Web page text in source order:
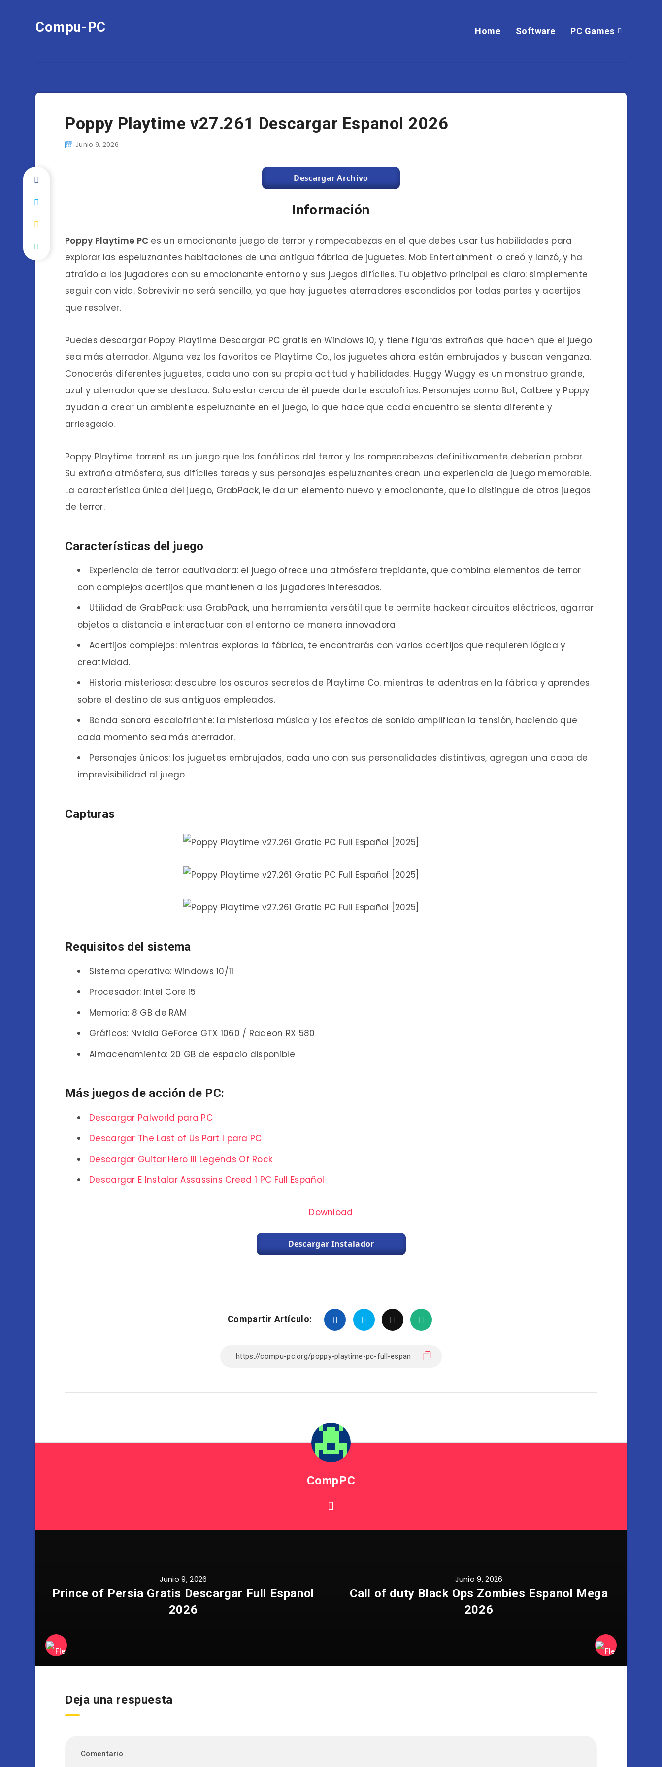
Compu-PC Home Software PC Games
Poppy Playtime v27.261 Descargar Espanol 2026
Junio 9, 2026
Descargar Archivo
Información
Poppy Playtime PC es un emocionante juego de terror y rompecabezas en el que debes usar tus habilidades para
explorar las espeluznantes habitaciones de una antigua fábrica de juguetes. Mob Entertainment lo creó y lanzó, y ha
atraído a los jugadores con su emocionante entorno y sus juegos difíciles. Tu objetivo principal es claro: simplemente
seguir con vida. Sobrevivir no será sencillo, ya que hay juguetes aterradores escondidos por todas partes y acertijos
que resolver.
Puedes descargar Poppy Playtime Descargar PC gratis en Windows 10, y tiene figuras extrañas que hacen que el juego
sea más aterrador. Alguna vez los favoritos de Playtime Co., los juguetes ahora están embrujados y buscan venganza.
Conocerás diferentes juguetes, cada uno con su propia actitud y habilidades. Huggy Wuggy es un monstruo grande,
azul y aterrador que se destaca. Solo estar cerca de él puede darte escalofríos. Personajes como Bot, Catbee y Poppy
ayudan a crear un ambiente espeluznante en el juego, lo que hace que cada encuentro se sienta diferente y
arriesgado.
Poppy Playtime torrent es un juego que los fanáticos del terror y los rompecabezas definitivamente deberían probar.
Su extraña atmósfera, sus difíciles tareas y sus personajes espeluznantes crean una experiencia de juego memorable.
La característica única del juego, GrabPack, le da un elemento nuevo y emocionante, que lo distingue de otros juegos
de terror.
Características del juego
Experiencia de terror cautivadora: el juego ofrece una atmósfera trepidante, que combina elementos de terror
con complejos acertijos que mantienen a los jugadores interesados.
Utilidad de GrabPack: usa GrabPack, una herramienta versátil que te permite hackear circuitos eléctricos, agarrar
objetos a distancia e interactuar con el entorno de manera innovadora.
Acertijos complejos: mientras exploras la fábrica, te encontrarás con varios acertijos que requieren lógica y
creatividad.
Historia misteriosa: descubre los oscuros secretos de Playtime Co. mientras te adentras en la fábrica y aprendes
sobre el destino de sus antiguos empleados.
Banda sonora escalofriante: la misteriosa música y los efectos de sonido amplifican la tensión, haciendo que
cada momento sea más aterrador.
Personajes únicos: los juguetes embrujados, cada uno con sus personalidades distintivas, agregan una capa de
imprevisibilidad al juego.
Capturas
Requisitos del sistema
Sistema operativo: Windows 10/11
Procesador: Intel Core i5
Memoria: 8 GB de RAM
Gráficos: Nvidia GeForce GTX 1060 / Radeon RX 580
Almacenamiento: 20 GB de espacio disponible
Más juegos de acción de PC:
Descargar Palworld para PC
Descargar The Last of Us Part I para PC
Descargar Guitar Hero III Legends Of Rock
Descargar E Instalar Assassins Creed 1 PC Full Español
Download
Descargar Instalador
Compartir Artículo:
CompPC
Junio 9, 2026
Prince of Persia Gratis Descargar Full Espanol
2026
Junio 9, 2026
Call of duty Black Ops Zombies Espanol Mega
2026
Deja una respuesta